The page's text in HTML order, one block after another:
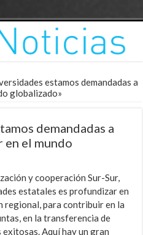
estamos demandadas a
globalizado»
demandadas a
el mundo
y cooperación Sur-Sur,
estatales es profundizar en
regional, para contribuir en la
en la transferencia de
Aquí hay un gran